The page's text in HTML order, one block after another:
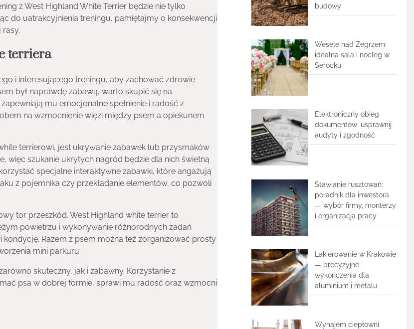
z West Highland White Terrier będzie nie tylko
do uatrakcyjnienia treningu, pamiętajmy o konsekwencji
terriera
i interesującego treningu, aby zachować zdrowie
był naprawdę zabawą, warto skupić się na
mu emocjonalne spełnienie i radość z
na wzmocnienie więzi między psem a opiekunem
terrierowi, jest ukrywanie zabawek lub przysmaków
więc szukanie ukrytych nagród będzie dla nich świetną
specjalne interaktywne zabawki, które angażują
z pojemnika czy przekładanie elementów, co pozwoli
tor przeszkód. West Highland white terrier to
powietrzu i wykonywanie różnorodnych zadań
Razem z psem można też zorganizować prosty
mini parkuru.
skuteczny, jak i zabawny. Korzystanie z
psa w dobrej formie, sprawi mu radość oraz wzmocni
budowy
Wesele nad Zegrzem:
idealna sala i nocleg w
Serocku
Elektroniczny obieg
dokumentów: usprawnij
audyty i zgodność
Stawianie rusztowań:
poradnik dla inwestora
— wybór firmy, monterzy
i organizacja pracy
Lakierowanie w Krakowie
— precyzyjne
wykończenia dla
aluminium i metalu
Wynajem ciepłowni